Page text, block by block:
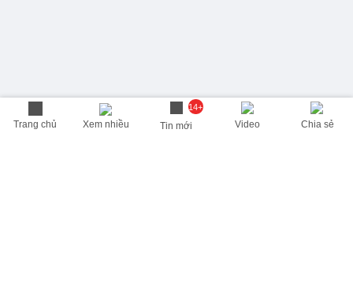
Trang chủ Xem nhiều
14+
Tin mới Video Chia sẻ